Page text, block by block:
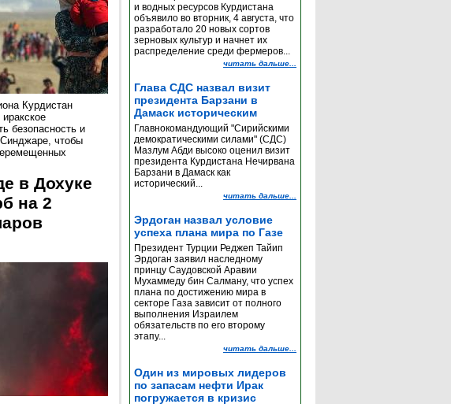
Курдистан
безопасность и
чтобы
в Дохуке
на 2
и водных ресурсов Курдистана
объявило во вторник, 4 августа, что
разработало 20 новых сортов
зерновых культур и начнет их
распределение среди фермеров...
читать дальше...
Глава СДС назвал визит
президента Барзани в
Дамаск историческим
Главнокомандующий "Сирийскими
демократическими силами" (СДС)
Мазлум Абди высоко оценил визит
президента Курдистана Нечирвана
Барзани в Дамаск как
исторический...
читать дальше...
Эрдоган назвал условие
успеха плана мира по Газе
Президент Турции Реджеп Тайип
Эрдоган заявил наследному
принцу Саудовской Аравии
Мухаммеду бин Салману, что успех
плана по достижению мира в
секторе Газа зависит от полного
выполнения Израилем
обязательств по его второму
этапу...
читать дальше...
Один из мировых лидеров
по запасам нефти Ирак
погружается в кризис